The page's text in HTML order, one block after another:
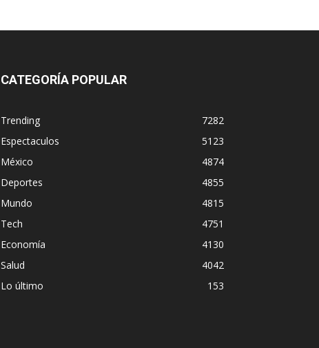
CATEGORÍA POPULAR
Trending
7282
Espectaculos
5123
México
4874
Deportes
4855
Mundo
4815
Tech
4751
Economía
4130
Salud
4042
Lo último
153